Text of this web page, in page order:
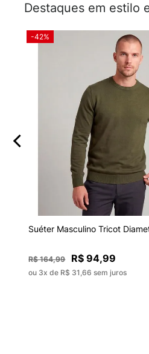
Destaques em estilo
-42%
Suéter Masculino Tricot
R$ 164,99 R$ 94,99
ou 3x de R$ 31,66 sem juros